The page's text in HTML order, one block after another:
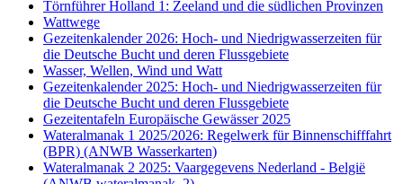
Törnführer Holland 1: Zeeland und die südlichen Provinzen
Wattwege
Gezeitenkalender 2026: Hoch- und Niedrigwasserzeiten für
die Deutsche Bucht und deren Flussgebiete
Wasser, Wellen, Wind und Watt
Gezeitenkalender 2025: Hoch- und Niedrigwasserzeiten für
die Deutsche Bucht und deren Flussgebiete
Gezeitentafeln Europäische Gewässer 2025
Wateralmanak 1 2025/2026: Regelwerk für Binnenschifffahrt
(BPR) (ANWB Wasserkarten)
Wateralmanak 2 2025: Vaargegevens Nederland - België